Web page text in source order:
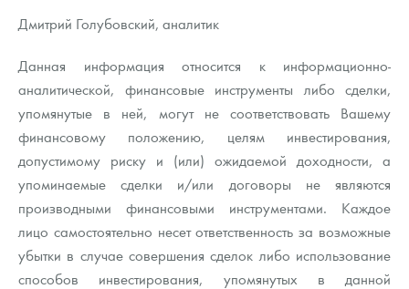
Дмитрий Голубовский, аналитик
Данная информация относится к информационно-
аналитической, финансовые инструменты либо сделки,
упомянутые в ней, могут не соответствовать Вашему
финансовому положению, целям инвестирования,
допустимому риску и (или) ожидаемой доходности, а
упоминаемые сделки и/или договоры не являются
производными финансовыми инструментами. Каждое
лицо самостоятельно несет ответственность за возможные
убытки в случае совершения сделок либо использование
способов инвестирования, упомянутых в данной